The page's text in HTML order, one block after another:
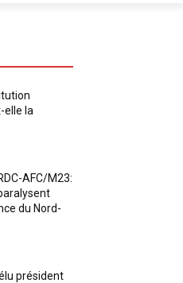
elle la
AFC/M23:
du Nord-
président